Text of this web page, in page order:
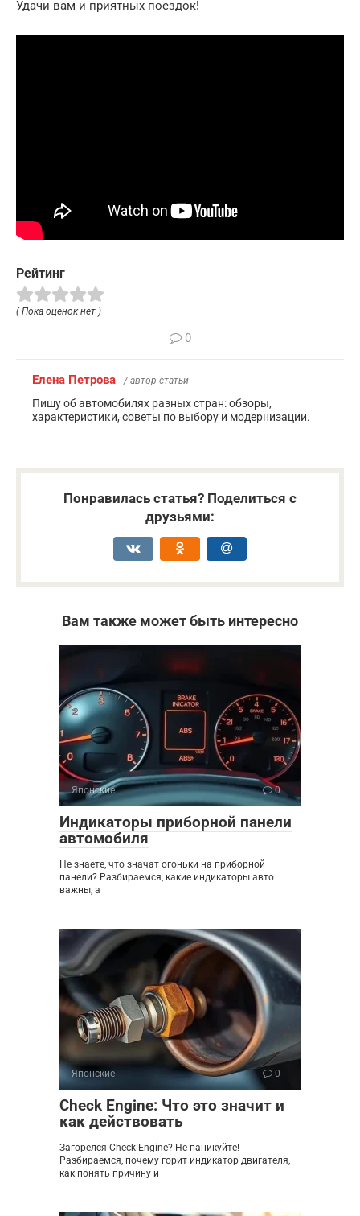
Удачи вам и приятных поездок!
Рейтинг
( Пока оценок нет )
0
Елена Петрова / автор статьи
Пишу об автомобилях разных стран: обзоры,
характеристики, советы по выбору и модернизации.
Понравилась статья? Поделиться с
друзьями:
Вам также может быть интересно
Японские 0
Индикаторы приборной панели
автомобиля
Не знаете, что значат огоньки на приборной
панели? Разбираемся, какие индикаторы авто
важны, а
Японские 0
Check Engine: Что это значит и
как действовать
Загорелся Check Engine? Не паникуйте!
Разбираемся, почему горит индикатор двигателя,
как понять причину и